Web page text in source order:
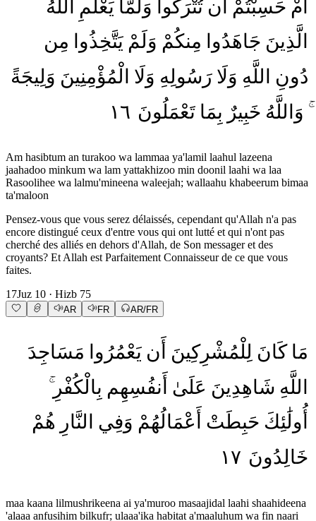
أَمْ حَسِبْتُمْ أَن تُتْرَكُوا وَلَمَّا يَعْلَمِ
اللَّهُ
الَّذِينَ جَاهَدُوا مِنكُمْ وَلَمْ يَتَّخِذُوا مِن
دُونِ
اللَّهِ وَلَا رَسُولِهِ وَلَا الْمُؤْمِنِينَ وَلِيجَةً
وَاللَّهُ خَبِيرٌ بِمَا تَعْمَلُونَ ١٦
Am hasibtum an turakoo wa lammaa ya'lamil laahul lazeena
jaahadoo minkum wa lam yattakhizoo min doonil laahi wa laa
Rasoolihee wa lalmu'mineena waleejah; wallaahu khabeerum bimaa
ta'maloon
Pensez-vous que vous serez délaissés, cependant qu'Allah n'a pas
encore distingué ceux d'entre vous qui ont lutté et qui n'ont pas
cherché des alliés en dehors d'Allah, de Son messager et des
croyants? Et Allah est Parfaitement Connaisseur de ce que vous
faites.
17Juz 10 · Hizb 75
AR FR AR/FR
مَا كَانَ لِلْمُشْرِكِينَ أَن يَعْمُرُوا مَسَاجِدَ
اللَّهِ شَاهِدِينَ عَلَىٰ أَنفُسِهِم بِالْكُفْرِ
أُولَٰئِكَ حَبِطَتْ أَعْمَالُهُمْ وَفِي النَّارِ هُمْ
خَالِدُونَ ١٧
maa kaana lilmushrikeena ai ya'muroo masaajidal laahi shaahideena
'alaaa anfusihim bilkufr; ulaaa'ika habitat a'maaluhum wa fin naari